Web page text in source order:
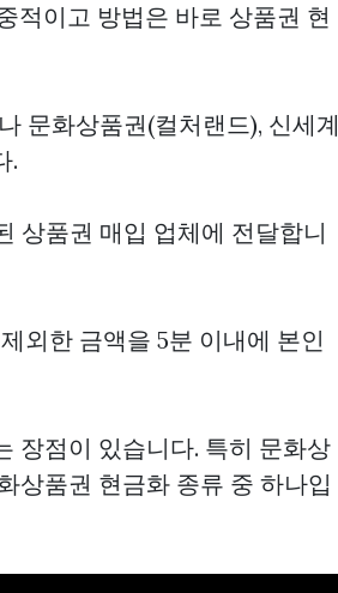
적이고 방법은 바로 상품권 현
문화상품권(컬처랜드), 신세계
.
상품권 매입 업체에 전달합니
외한 금액을 5분 이내에 본인
장점이 있습니다. 특히 문화상
상품권 현금화 종류 중 하나입